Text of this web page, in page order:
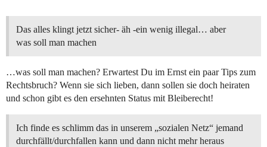
Das alles klingt jetzt sicher- äh -ein wenig illegal… aber
was soll man machen
…was soll man machen? Erwartest Du im Ernst ein paar Tips zum
Rechtsbruch? Wenn sie sich lieben, dann sollen sie doch heiraten
und schon gibt es den ersehnten Status mit Bleiberecht!
Ich finde es schlimm das in unserem „sozialen Netz“ jemand
durchfällt/durchfallen kann und dann nicht mehr heraus